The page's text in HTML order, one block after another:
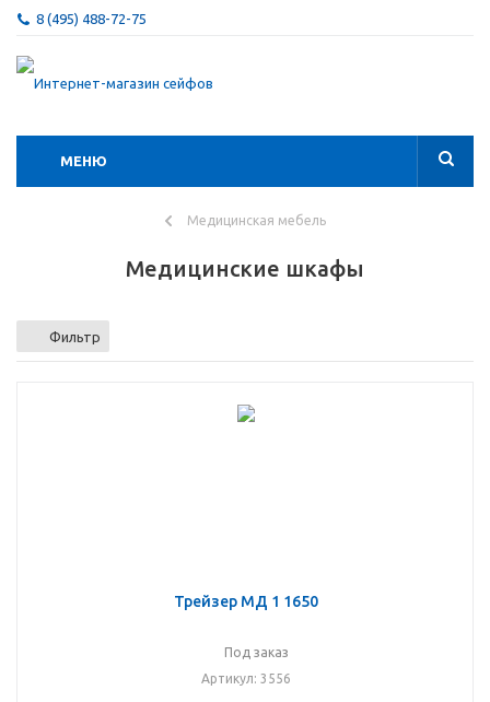
8 (495) 488-72-75
МЕНЮ
Медицинская мебель
Медицинские шкафы
Фильтр
Трейзер МД 1 1650
Под заказ
Артикул: 3556